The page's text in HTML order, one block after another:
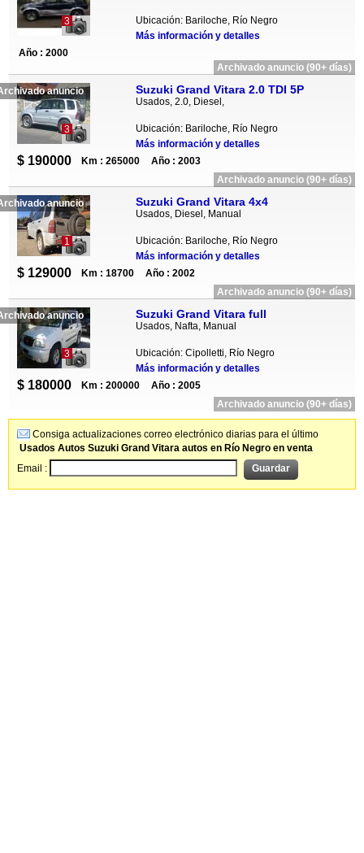
3
Ubicación: Bariloche, Río Negro
Más información y detalles
Año : 2000
Archivado anuncio (90+ días)
anuncio
3
Suzuki Grand Vitara 2.0 TDI 5P
Usados, 2.0, Diesel,
Ubicación: Bariloche, Río Negro
Más información y detalles
$ 190000 Km : 265000
Año : 2003
Archivado anuncio (90+ días)
anuncio
1
Suzuki Grand Vitara 4x4
Usados, Diesel, Manual
Ubicación: Bariloche, Río Negro
Más información y detalles
$ 129000 Km : 18700
Año : 2002
Archivado anuncio (90+ días)
anuncio
3
Suzuki Grand Vitara full
Usados, Nafta, Manual
Ubicación: Cipolletti, Río Negro
Más información y detalles
$ 180000 Km : 200000
Año : 2005
Archivado anuncio (90+ días)
Consiga actualizaciones correo electrónico diarias para el último
Usados Autos Suzuki Grand Vitara autos en Río Negro en venta
Email :